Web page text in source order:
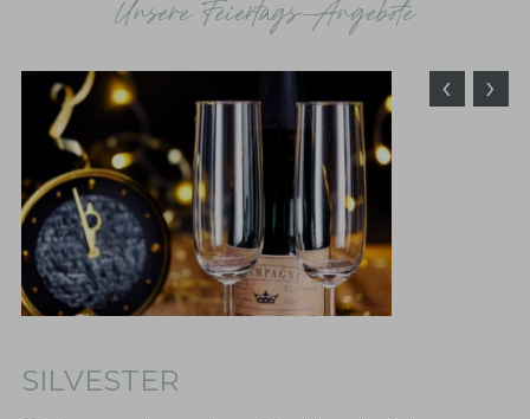
Unsere Feiertags-Angebote
SILVESTER
‹ ›